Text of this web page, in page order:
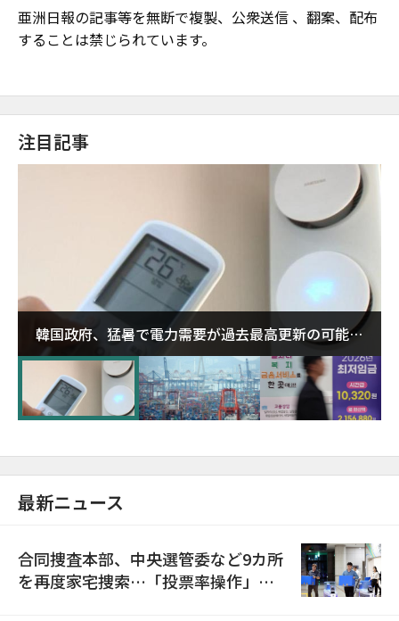
亜洲日報の記事等を無断で複製、公衆送信 、翻案、配布
することは禁じられています。
注目記事
韓国政府、猛暑で電力需要が過去最高更新の可能性
に需給対応体制を点検
最新ニュース
合同捜査本部、中央選管委など9カ所
を再度家宅捜索…「投票率操作」の